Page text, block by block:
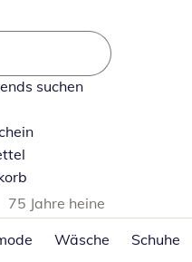
suchen
75 Jahre heine
Wäsche Schuhe